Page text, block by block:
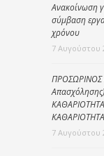
Ανακοίνωση
σύμβαση
χρόνου
7 Αυγούστου
ΠΡΟΣΩΡΙΝΟΣ
7 Αυγούστου